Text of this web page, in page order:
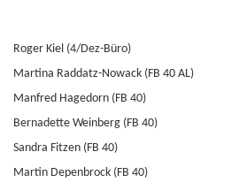
Roger Kiel (4/Dez-Büro)
Martina Raddatz-Nowack (FB 40 AL)
Manfred Hagedorn (FB 40)
Bernadette Weinberg (FB 40)
Sandra Fitzen (FB 40)
Martin Depenbrock (FB 40)